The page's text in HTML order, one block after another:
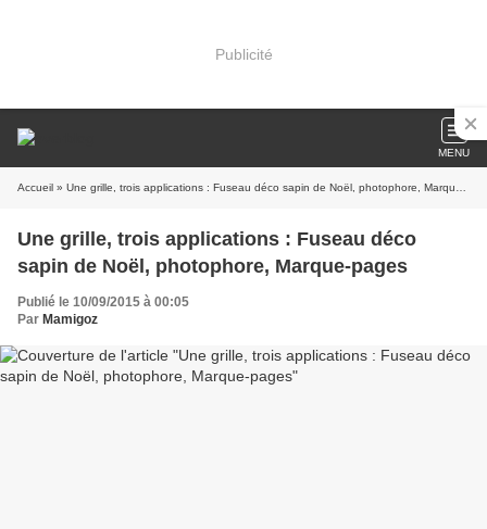
Publicité
MENU
Accueil » Une grille, trois applications : Fuseau déco sapin de Noël, photophore, Marque-pages
Une grille, trois applications : Fuseau déco
sapin de Noël, photophore, Marque-pages
Publié le 10/09/2015 à 00:05
Par Mamigoz